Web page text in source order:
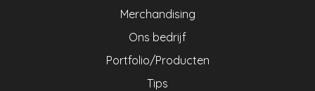
Merchandising
Ons bedrijf
Portfolio/Producten
Tips